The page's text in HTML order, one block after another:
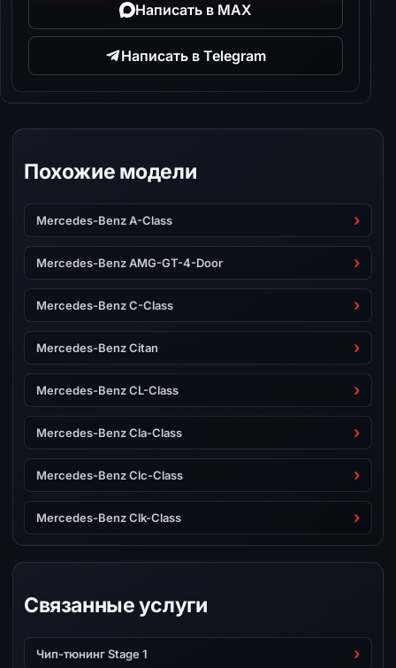
Написать в MAX
Написать в Telegram
Похожие модели
Mercedes-Benz A-Class
Mercedes-Benz AMG-GT-4-Door
Mercedes-Benz C-Class
Mercedes-Benz Citan
Mercedes-Benz CL-Class
Mercedes-Benz Cla-Class
Mercedes-Benz Clc-Class
Mercedes-Benz Clk-Class
Связанные услуги
Чип-тюнинг Stage 1